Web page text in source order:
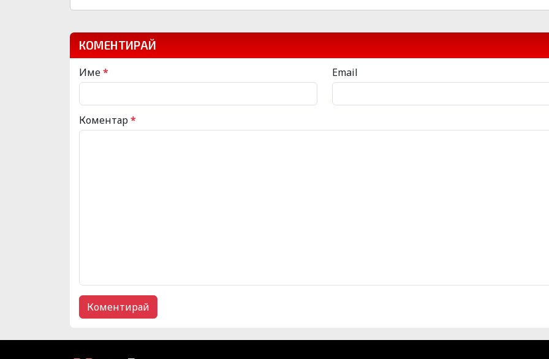
КОМЕНТИРАЙ
Име* Email
Коментар*